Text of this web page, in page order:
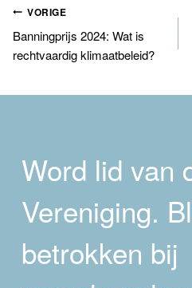
Bericht
navigatie
VORIGE
Banningprijs 2024: Wat is
rechtvaardig klimaatbeleid?
Word lid van
Vereniging.
betrokken bij